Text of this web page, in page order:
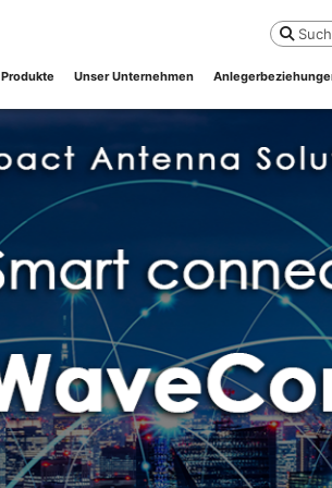
Produkte Unser Unternehmen